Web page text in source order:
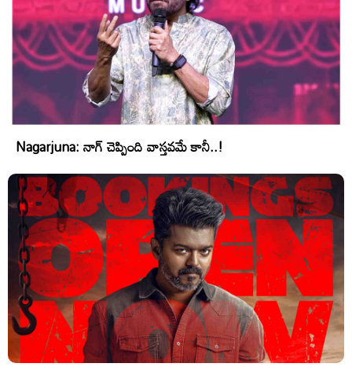
Nagarjuna: నాగ్ చెప్పింది వాస్తవమే కానీ..!